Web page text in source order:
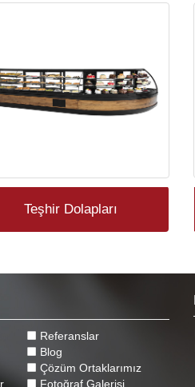
Teşhir Dolapları
Referanslar
Blog
Çözüm Ortaklarımız
Fotoğraf Galerisi